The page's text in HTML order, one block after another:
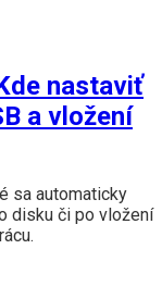
nastaviť
a vložení
sa automaticky
disku či po vložení